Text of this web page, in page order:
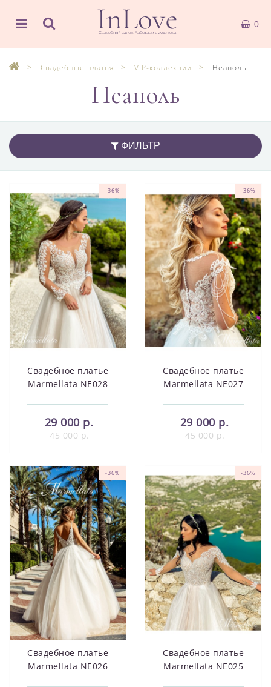
0
Свадебные платья VIP-коллекции Неаполь
Неаполь
ФИЛЬТР
-36%
Свадебное платье
Marmellata NE028
29 000 р.
45 000 р.
-36%
Свадебное платье
Marmellata NE027
29 000 р.
45 000 р.
-36%
Свадебное платье
Marmellata NE026
-36%
Свадебное платье
Marmellata NE025